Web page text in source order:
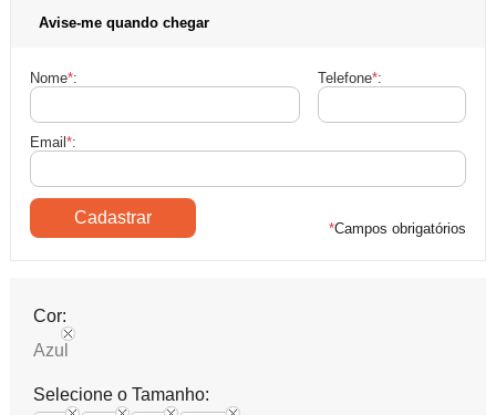
Avise-me quando chegar
Nome*: Telefone*:
Email*:
*Campos obrigatórios
Cor:
Azul
Selecione o Tamanho: